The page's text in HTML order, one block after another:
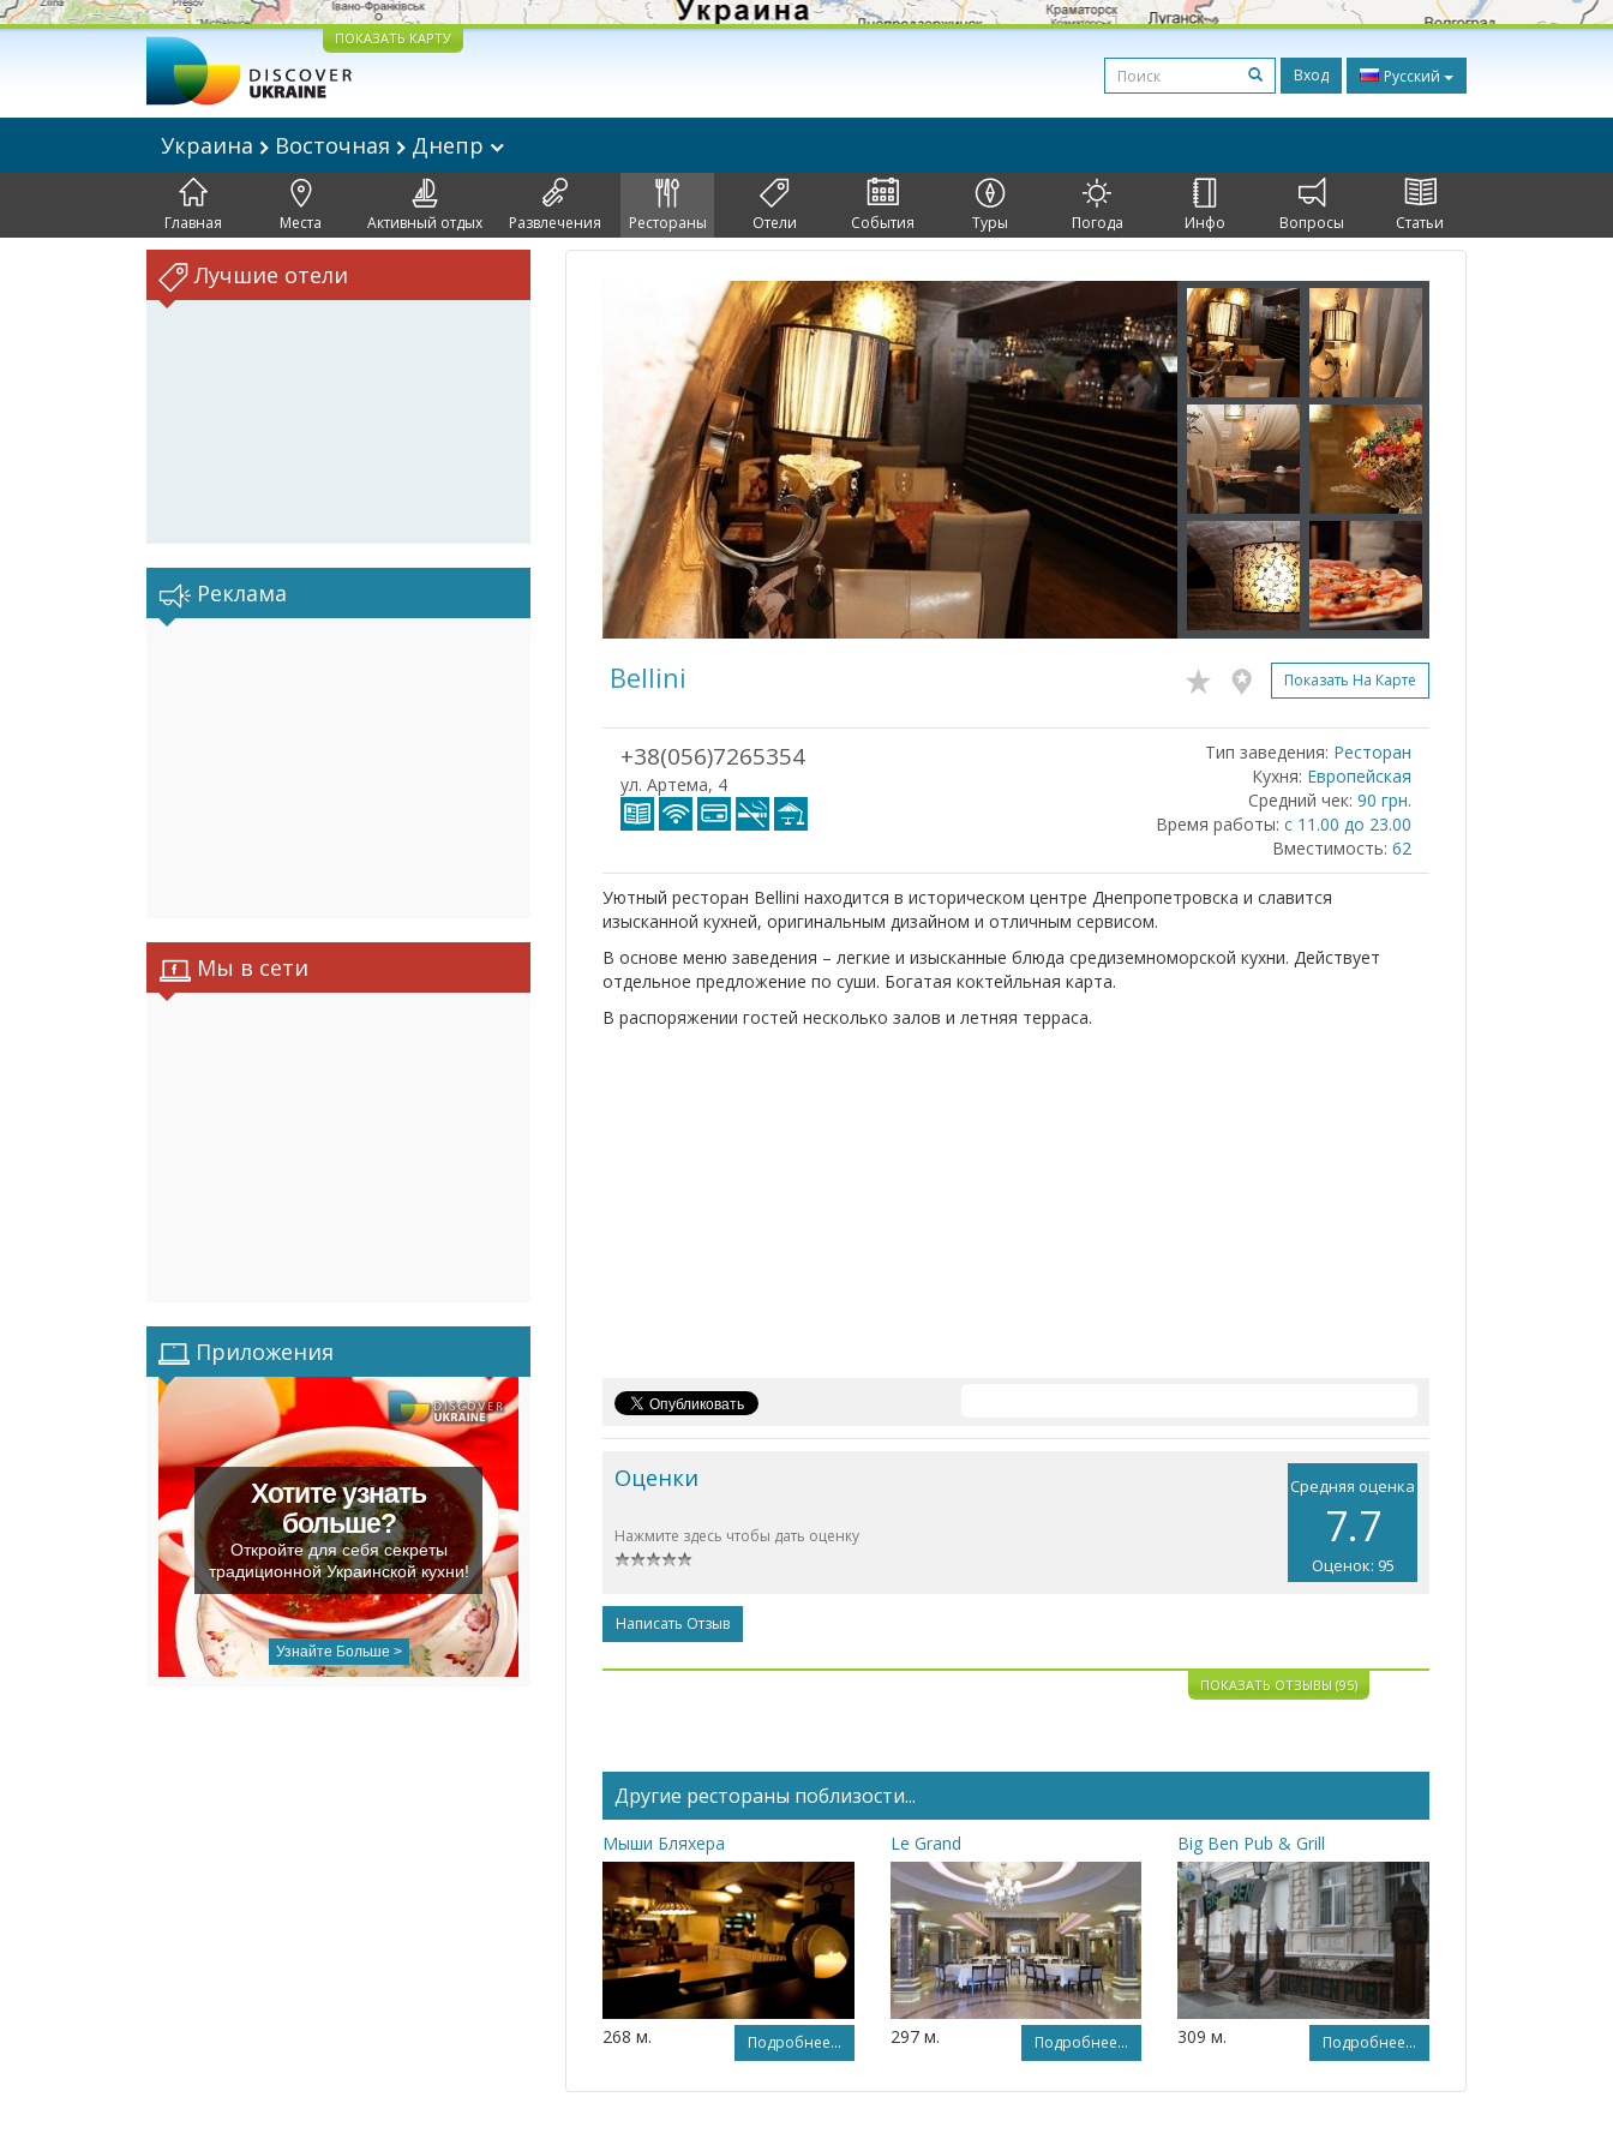
ПОКАЗАТЬ КАРТУ
Вход Русский
Украина Восточная Днепр
Главная Места Активный отдых Развлечения Рестораны Отели События Туры Погода Инфо Вопросы Статьи
Лучшие отели
Реклама
Мы в сети
Приложения
Хотите узнать
больше?
Откройте для себя секреты
традиционной Украинской кухни!
Узнайте Больше >
Bellini Показать На Карте
+38(056)7265354
ул. Артема, 4
Тип заведения: Ресторан
Кухня: Европейская
Средний чек: 90 грн.
Время работы: с 11.00 до 23.00
Вместимость: 62
Уютный ресторан Bellini находится в историческом центре Днепропетровска и славится
изысканной кухней, оригинальным дизайном и отличным сервисом.
В основе меню заведения – легкие и изысканные блюда средиземноморской кухни. Действует
отдельное предложение по суши. Богатая коктейльная карта.
В распоряжении гостей несколько залов и летняя терраса.
Средняя оценка
7.7
Оценок: 95
Оценки
Нажмите здесь чтобы дать оценку
Написать Отзыв
ПОКАЗАТЬ ОТЗЫВЫ (95)
Другие рестораны поблизости...
Мыши Бляхера
268 м. Подробнее...
Le Grand
297 м. Подробнее...
Big Ben Pub & Grill
309 м. Подробнее...